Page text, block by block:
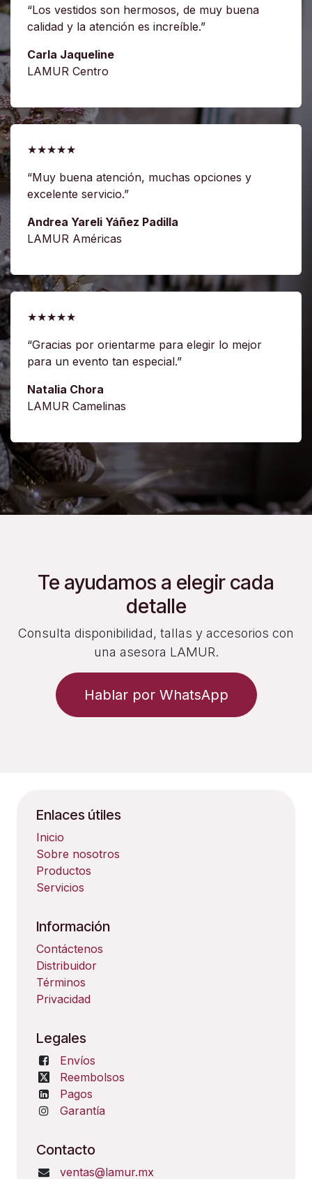
“Los vestidos son hermosos, de muy buena
calidad y la atención es increíble.”
Carla Jaqueline
LAMUR Centro
★★★★★
“Muy buena atención, muchas opciones y
excelente servicio.”
Andrea Yareli Yáñez Padilla
LAMUR Américas
★★★★★
“Gracias por orientarme para elegir lo mejor
para un evento tan especial.”
Natalia Chora
LAMUR Camelinas
Te ayudamos a elegir cada
detalle
Consulta disponibilidad, tallas y accesorios con
una asesora LAMUR.
Hablar por WhatsApp
Enlaces útiles
Inicio
Sobre nosotros
Productos
Servicios
Información
Contáctenos
Distribuidor
Términos
Privacidad
Legales
Envíos
Reembolsos
Pagos
Garantía
Contacto
ventas@lamur.mx